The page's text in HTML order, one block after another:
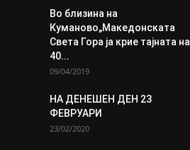
Во близина на
Кумановo„Македонската
Света Гора ја крие тајната на
40...
09/04/2019
НА ДЕНЕШЕН ДЕН 23
ФЕВРУАРИ
23/02/2020